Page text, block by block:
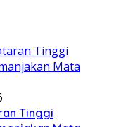
Tinggi